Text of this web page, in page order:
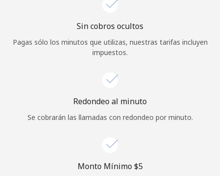
¿Olvidaste tu contraseña? →
o
Continuar con
Sin cobros ocultos
Pagas sólo los minutos que utilizas, nuestras tarifas incluyen
impuestos.
Redondeo al minuto
Se cobrarán las llamadas con redondeo por minuto.
Monto Mínimo ⁦$5⁩